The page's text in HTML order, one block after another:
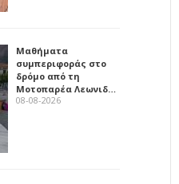
Μαθήματα
συμπεριφοράς στο
δρόμο από τη
Μοτοπαρέα Λεωνιδ…
08-08-2026